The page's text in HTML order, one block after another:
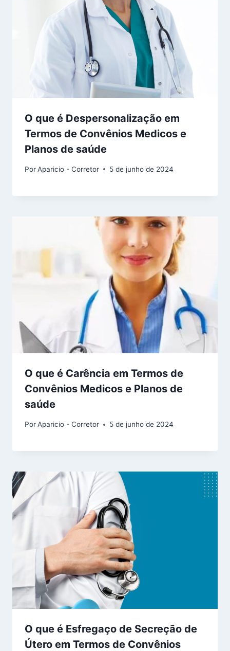
O que é Despersonalização em
Termos de Convênios Medicos e
Planos de saúde
PorAparicio - Corretor 5 de junho de 2024
O que é Carência em Termos de
Convênios Medicos e Planos de
saúde
PorAparicio - Corretor 5 de junho de 2024
O que é Esfregaço de Secreção de
Útero em Termos de Convênios